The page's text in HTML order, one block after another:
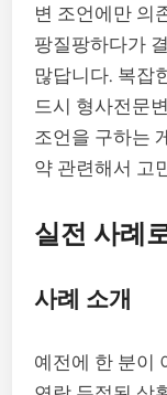
변 조언에만 의
팡질팡하다가
많답니다. 복잡
드시 형사전문
조언을 구하는
약 관련해서 고
실전 사례
사례 소개
예전에 한 분이